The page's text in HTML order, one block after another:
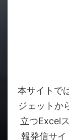
本サイトで
ジェットか
立つExcel
報発信サイ